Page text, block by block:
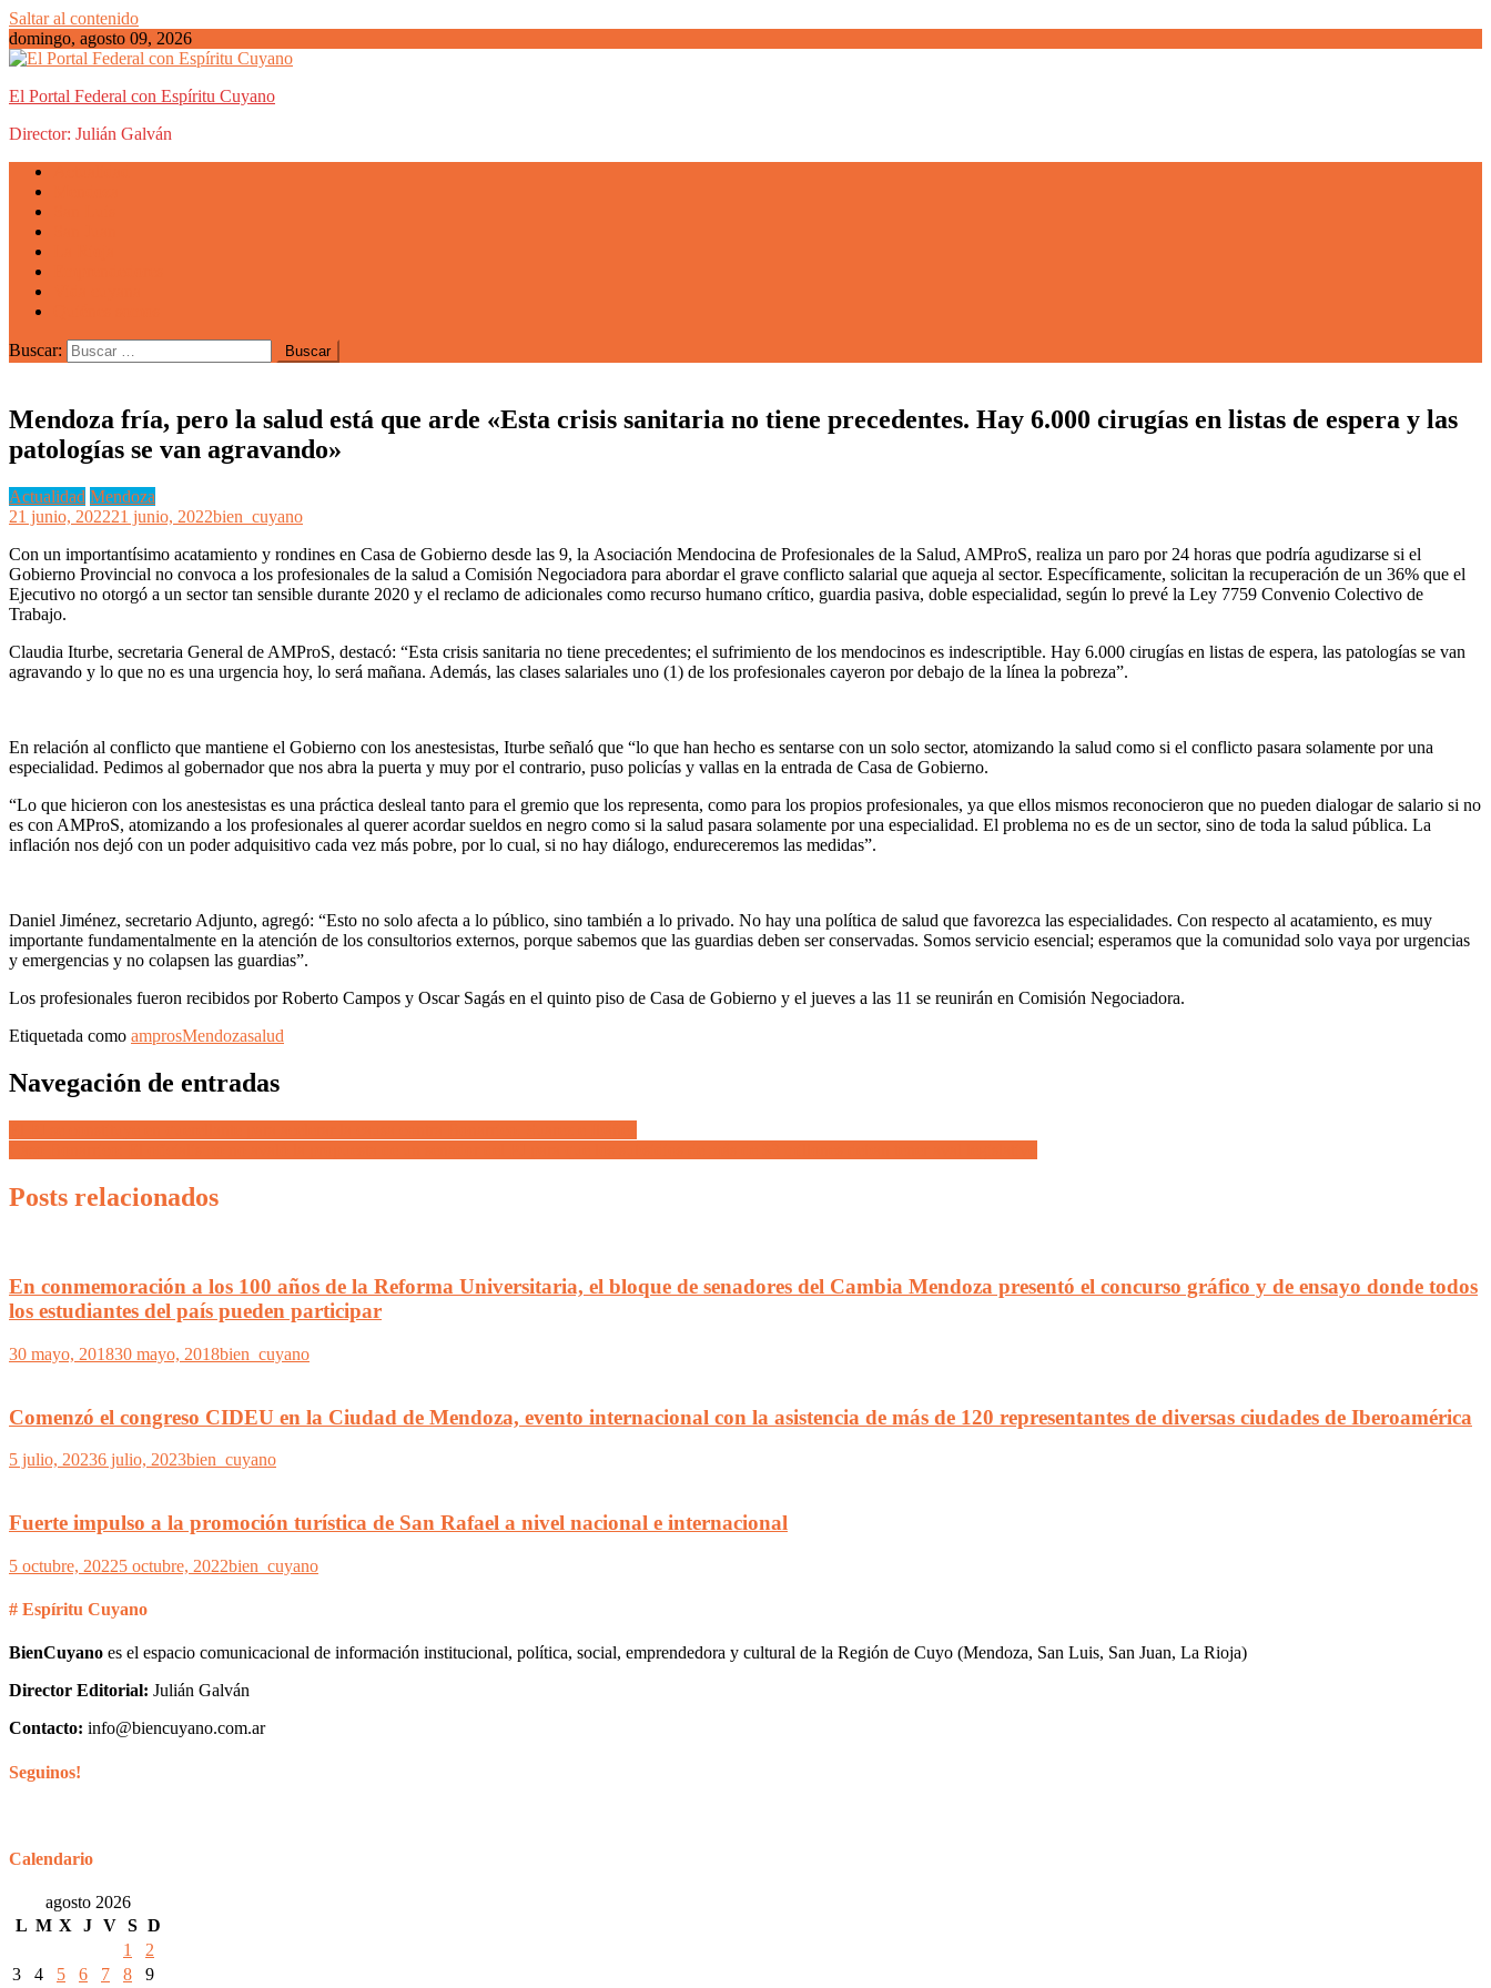
Saltar al contenido
domingo, agosto 09, 2026
El Portal Federal con Espíritu Cuyano
Director: Julián Galván
Buscar:
Mendoza fría, pero la salud está que arde «Esta crisis sanitaria no tiene precedentes. Hay 6.000 cirugías en listas de espera y las
patologías se van agravando»
Actualidad Mendoza
21 junio, 202221 junio, 2022bien_cuyano
Con un importantísimo acatamiento y rondines en Casa de Gobierno desde las 9, la Asociación Mendocina de Profesionales de la Salud, AMProS, realiza un paro por 24 horas que podría agudizarse si el
Gobierno Provincial no convoca a los profesionales de la salud a Comisión Negociadora para abordar el grave conflicto salarial que aqueja al sector. Específicamente, solicitan la recuperación de un 36% que el
Ejecutivo no otorgó a un sector tan sensible durante 2020 y el reclamo de adicionales como recurso humano crítico, guardia pasiva, doble especialidad, según lo prevé la Ley 7759 Convenio Colectivo de
Trabajo.
Claudia Iturbe, secretaria General de AMProS, destacó: “Esta crisis sanitaria no tiene precedentes; el sufrimiento de los mendocinos es indescriptible. Hay 6.000 cirugías en listas de espera, las patologías se van
agravando y lo que no es una urgencia hoy, lo será mañana. Además, las clases salariales uno (1) de los profesionales cayeron por debajo de la línea la pobreza”.
En relación al conflicto que mantiene el Gobierno con los anestesistas, Iturbe señaló que “lo que han hecho es sentarse con un solo sector, atomizando la salud como si el conflicto pasara solamente por una
especialidad. Pedimos al gobernador que nos abra la puerta y muy por el contrario, puso policías y vallas en la entrada de Casa de Gobierno.
“Lo que hicieron con los anestesistas es una práctica desleal tanto para el gremio que los representa, como para los propios profesionales, ya que ellos mismos reconocieron que no pueden dialogar de salario si no
es con AMProS, atomizando a los profesionales al querer acordar sueldos en negro como si la salud pasara solamente por una especialidad. El problema no es de un sector, sino de toda la salud pública. La
inflación nos dejó con un poder adquisitivo cada vez más pobre, por lo cual, si no hay diálogo, endureceremos las medidas”.
Daniel Jiménez, secretario Adjunto, agregó: “Esto no solo afecta a lo público, sino también a lo privado. No hay una política de salud que favorezca las especialidades. Con respecto al acatamiento, es muy
importante fundamentalmente en la atención de los consultorios externos, porque sabemos que las guardias deben ser conservadas. Somos servicio esencial; esperamos que la comunidad solo vaya por urgencias
y emergencias y no colapsen las guardias”.
Los profesionales fueron recibidos por Roberto Campos y Oscar Sagás en el quinto piso de Casa de Gobierno y el jueves a las 11 se reunirán en Comisión Negociadora.
Etiquetada como amprosMendozasalud
Navegación de entradas
Posts relacionados
En conmemoración a los 100 años de la Reforma Universitaria, el bloque de senadores del Cambia Mendoza presentó el concurso gráfico y de ensayo donde todos
los estudiantes del país pueden participar
30 mayo, 201830 mayo, 2018bien_cuyano
Comenzó el congreso CIDEU en la Ciudad de Mendoza, evento internacional con la asistencia de más de 120 representantes de diversas ciudades de Iberoamérica
5 julio, 20236 julio, 2023bien_cuyano
Fuerte impulso a la promoción turística de San Rafael a nivel nacional e internacional
5 octubre, 20225 octubre, 2022bien_cuyano
# Espíritu Cuyano
BienCuyano es el espacio comunicacional de información institucional, política, social, emprendedora y cultural de la Región de Cuyo (Mendoza, San Luis, San Juan, La Rioja)
Director Editorial: Julián Galván
Contacto: info@biencuyano.com.ar
Seguinos!
Calendario
agosto 2026
L M X J V S D
1
2
3
4 5 6 7 8 9